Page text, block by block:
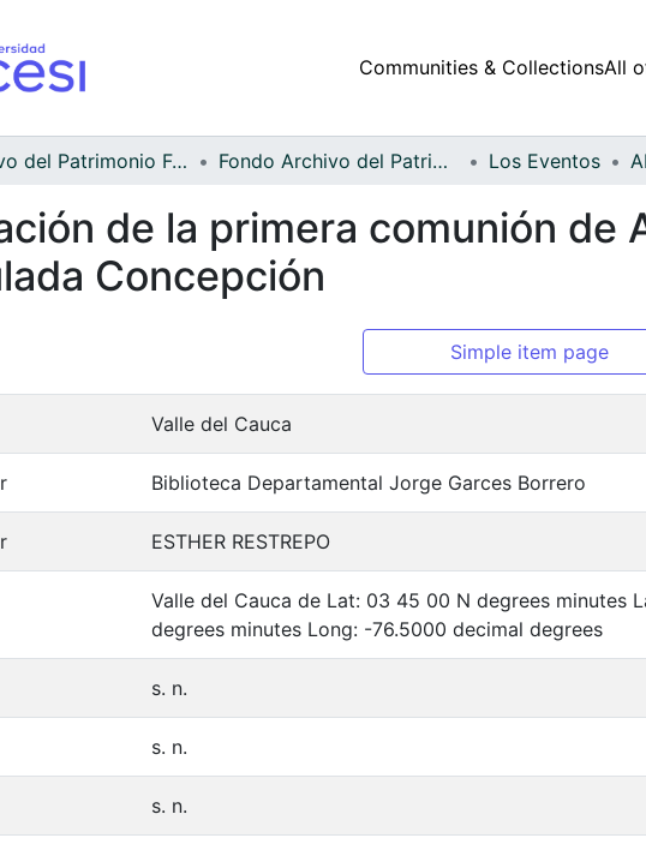
Communities & CollectionsAll
Archivo del Patrimonio Fotográfico y Fílmico del Valle del Cauca Fondo Archivo del Patrimonio Fotográfico y Fílmico del Valle del Cauca Los Eventos
de la primera comunión de
Concepción
Simple item page
Valle del Cauca
Biblioteca Departamental Jorge Garces Borrero
ESTHER RESTREPO
Valle del Cauca de Lat: 03 45 00 N degrees minutes
degrees minutes Long: -76.5000 decimal degrees
s. n.
s. n.
s. n.